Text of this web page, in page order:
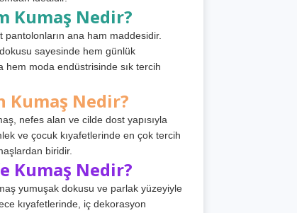
Kumaş Nedir?
pantolonların ana ham maddesidir.
dokusu sayesinde hem günlük
hem moda endüstrisinde sık tercih
Kumaş Nedir?
nefes alan ve cilde dost yapısıyla
ve çocuk kıyafetlerinde en çok tercih
biridir.
Kumaş Nedir?
yumuşak dokusu ve parlak yüzeyiyle
kıyafetlerinde, iç dekorasyon